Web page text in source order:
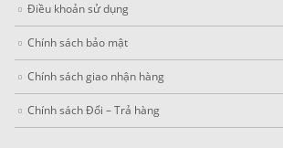
Điều khoản sử dụng
Chính sách bảo mật
Chính sách giao nhận hàng
Chính sách Đổi – Trả hàng